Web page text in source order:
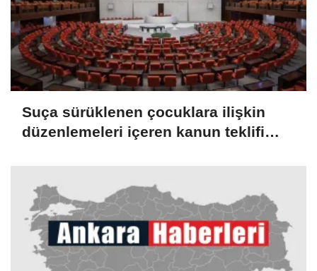
Suça sürüklenen çocuklara ilişkin
düzenlemeleri içeren kanun teklifi